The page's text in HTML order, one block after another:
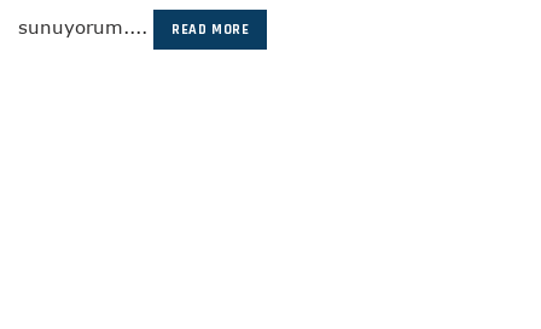
sunuyorum....
READ MORE